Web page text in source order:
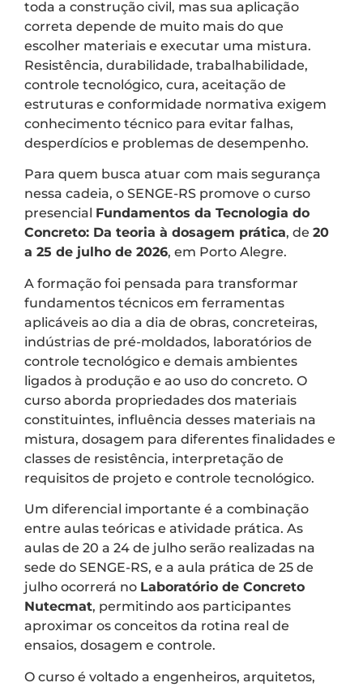
toda a construção civil, mas sua aplicação
correta depende de muito mais do que
escolher materiais e executar uma mistura.
Resistência, durabilidade, trabalhabilidade,
controle tecnológico, cura, aceitação de
estruturas e conformidade normativa exigem
conhecimento técnico para evitar falhas,
desperdícios e problemas de desempenho.
Para quem busca atuar com mais segurança
nessa cadeia, o SENGE-RS promove o curso
presencial Fundamentos da Tecnologia do
Concreto: Da teoria à dosagem prática, de 20
a 25 de julho de 2026, em Porto Alegre.
A formação foi pensada para transformar
fundamentos técnicos em ferramentas
aplicáveis ao dia a dia de obras, concreteiras,
indústrias de pré-moldados, laboratórios de
controle tecnológico e demais ambientes
ligados à produção e ao uso do concreto. O
curso aborda propriedades dos materiais
constituintes, influência desses materiais na
mistura, dosagem para diferentes finalidades e
classes de resistência, interpretação de
requisitos de projeto e controle tecnológico.
Um diferencial importante é a combinação
entre aulas teóricas e atividade prática. As
aulas de 20 a 24 de julho serão realizadas na
sede do SENGE-RS, e a aula prática de 25 de
julho ocorrerá no Laboratório de Concreto
Nutecmat, permitindo aos participantes
aproximar os conceitos da rotina real de
ensaios, dosagem e controle.
O curso é voltado a engenheiros, arquitetos,